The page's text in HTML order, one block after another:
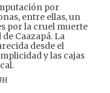
por
entre ellas, un
por la cruel muerte
Caazapá. La
desde el
y las cajas